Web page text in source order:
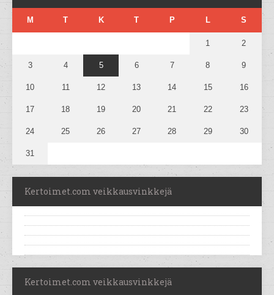
M T K T P L S
1 2
3 4 5 6 7 8 9
10 11 12 13 14 15 16
17 18 19 20 21 22 23
24 25 26 27 28 29 30
31
Kertoimet.com veikkausvinkkejä
Kertoimet.com veikkausvinkkejä